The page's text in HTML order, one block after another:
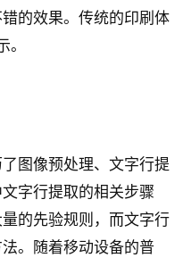
的效果。传统的印刷体
。
图像预处理、文字行提
字行提取的相关步骤
的先验规则，而文字行
。随着移动设备的普